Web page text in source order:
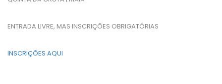
ENTRADA LIVRE, MAS INSCRIÇÕES OBRIGATÓRIAS
INSCRIÇÕES AQUI